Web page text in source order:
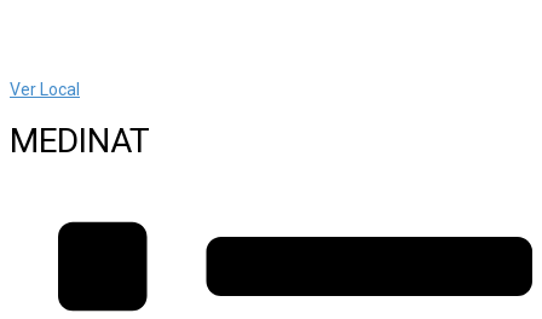
Ver Local
MEDINAT